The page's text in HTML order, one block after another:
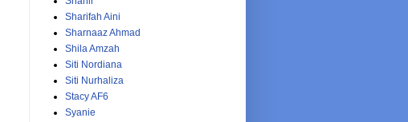
Sharifah Aini
Sharnaaz Ahmad
Shila Amzah
Siti Nordiana
Siti Nurhaliza
Stacy AF6
Syanie